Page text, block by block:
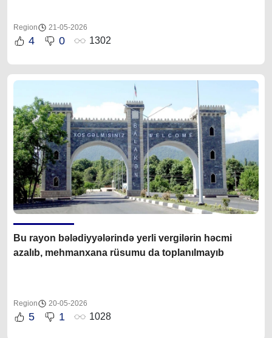
Region 21-05-2026
4 0 1302
Bu rayon bələdiyyələrində yerli vergilərin həcmi
azalıb, mehmanxana rüsumu da toplanılmayıb
Region 20-05-2026
5 1 1028